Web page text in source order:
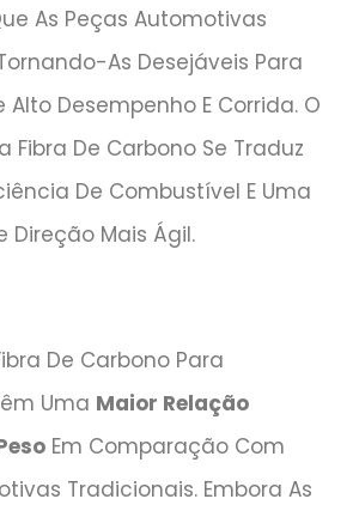
As Peças Automotivas
As Desejáveis Para
Alto Desempenho E Corrida. O
Fibra De Carbono Se Traduz
De Combustível E Uma
Direção Mais Ágil.
De Carbono Para
Uma Maior Relação
Em Comparação Com
Tradicionais. Embora As